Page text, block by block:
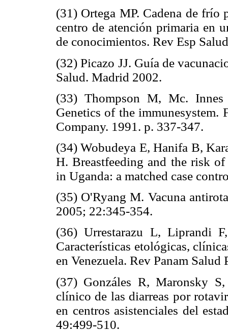
(31) Ortega MP. Cadena de frío
centro de atención primaria en
de conocimientos. Rev Esp
(32) Picazo JJ. Guía de
Salud. Madrid 2002.
(33) Thompson M, Mc.
Genetics of the
Company. 1991. p. 337-347.
(34) Wobudeya E, Hanifa B,
H. Breastfeeding and the risk
in Uganda: a matched case
(35) O'Ryang M. Vacuna
2005; 22:345-354.
(36) Urrestarazu L, Liprandi
Características etológicas,
en Venezuela. Rev Panam
(37) Gonzáles R, Maronsky
clínico de las diarreas por
en centros asistenciales del
49:499-510.